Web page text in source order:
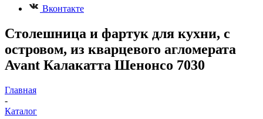
Вконтакте
Столешница и фартук для кухни, с
островом, из кварцевого агломерата
Avant Калакатта Шенонсо 7030
Главная
-
Каталог